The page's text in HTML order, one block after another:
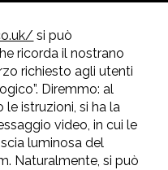
si può
ricorda il nostrano
richiesto agli utenti
Diremmo: al
istruzioni, si ha la
video, in cui le
luminosa del
Naturalmente, si può